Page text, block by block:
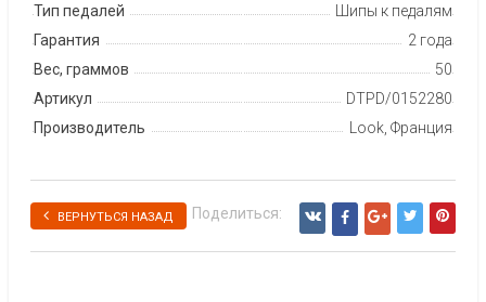
Тип педалей
Шипы к педалям
Гарантия
2 года
Вес, граммов
50
Артикул
DTPD/0152280
Производитель
Look, Франция
ВЕРНУТЬСЯ НАЗАД Поделиться: